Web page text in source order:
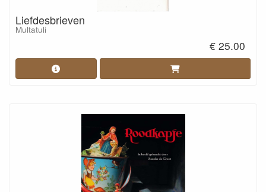
Liefdesbrieven
Multatuli
€ 25.00